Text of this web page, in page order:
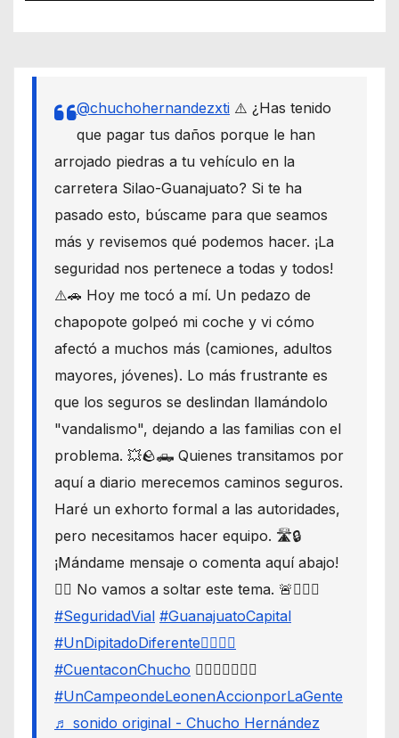
@chuchohernandezxti ⚠️ ¿Has tenido
que pagar tus daños porque le han
arrojado piedras a tu vehículo en la
carretera Silao-Guanajuato? Si te ha
pasado esto, búscame para que seamos
más y revisemos qué podemos hacer. ¡La
seguridad nos pertenece a todas y todos!
⚠️🚗 Hoy me tocó a mí. Un pedazo de
chapopote golpeó mi coche y vi cómo
afectó a muchos más (camiones, adultos
mayores, jóvenes). Lo más frustrante es
que los seguros se deslindan llamándolo
"vandalismo", dejando a las familias con el
problema. 💥🪨🛻 Quienes transitamos por
aquí a diario merecemos caminos seguros.
Haré un exhorto formal a las autoridades,
pero necesitamos hacer equipo. 🛣️🔒
¡Mándame mensaje o comenta aquí abajo!
👇🏼 No vamos a soltar este tema. 🚨🙋🏾‍♂️
#SeguridadVial #GuanajuatoCapital
#UnDipitadoDiferente🙋🏽‍♂️⚖️
#CuentaconChucho 🙋🏾‍♂️✌🏾☝🏾
#UnCampeondeLeonenAccionporLaGente
♬ sonido original - Chucho Hernández